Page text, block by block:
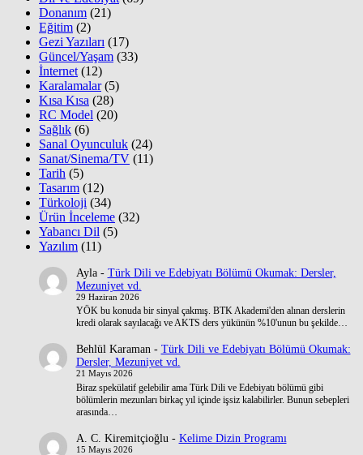
Donanım (21)
Eğitim (2)
Gezi Yazıları (17)
Güncel/Yaşam (33)
İnternet (12)
Karalamalar(5)
Kısa Kısa (28)
RC Model (20)
Sağlık (6)
Sanal Oyunculuk (24)
Sanat/Sinema/TV (11)
Tarih (5)
Tasarım (12)
Türkoloji (34)
Ürün İnceleme (32)
Yabancı Dil (5)
Yazılım (11)
Ayla- Türk Dili ve Edebiyatı Bölümü Okumak: Dersler,
Mezuniyet vd.
29 Haziran 2026
YÖK bu konuda bir sinyal çakmış. BTK Akademi'den alınan derslerin
kredi olarak sayılacağı ve AKTS ders yükünün %10'unun bu şekilde…
Behlül Karaman- Türk Dili ve Edebiyatı Bölümü Okumak:
Dersler, Mezuniyet vd.
21 Mayıs 2026
Biraz spekülatif gelebilir ama Türk Dili ve Edebiyatı bölümü gibi
bölümlerin mezunları birkaç yıl içinde işsiz kalabilirler. Bunun sebepleri
arasında…
A. C. Kiremitçioğlu - Kelime Dizin Programı
15 Mayıs 2026